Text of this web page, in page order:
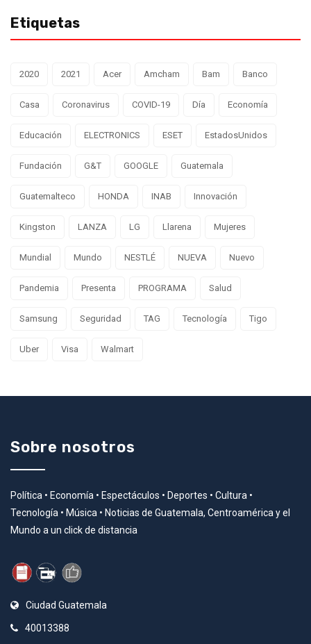
Etiquetas
2020 2021 Acer Amcham Bam Banco
Casa Coronavirus COVID-19 Día Economía
Educación ELECTRONICS ESET EstadosUnidos
Fundación G&T GOOGLE Guatemala
Guatemalteco HONDA INAB Innovación
Kingston LANZA LG Llarena Mujeres
Mundial Mundo NESTLÉ NUEVA Nuevo
Pandemia Presenta PROGRAMA Salud
Samsung Seguridad TAG Tecnología Tigo
Uber Visa Walmart
Sobre nosotros
Política • Economía • Espectáculos • Deportes • Cultura •
Tecnología • Música • Noticias de Guatemala, Centroamérica y el
Mundo a un click de distancia
Ciudad Guatemala
40013388